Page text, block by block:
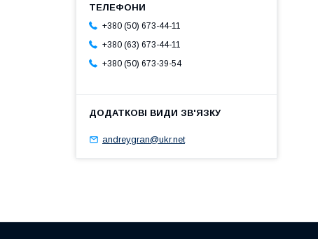
+380 (50) 673-44-11
+380 (63) 673-44-11
+380 (50) 673-39-54
andreygran@ukr.net